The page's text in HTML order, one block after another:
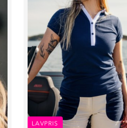
LAVPRIS